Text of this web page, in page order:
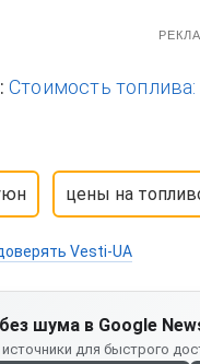
Стоимость
цены на
Vesti-UA
шума в Google
для быстрого